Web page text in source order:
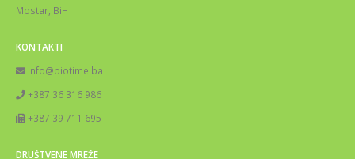
Mostar, BiH
KONTAKTI
info@biotime.ba
+387 36 316 986
+387 39 711 695
DRUŠTVENE MREŽE